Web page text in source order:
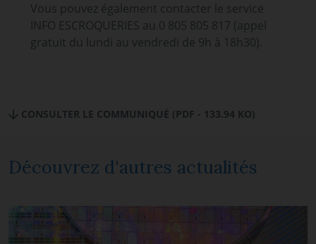
Vous pouvez également contacter le service
INFO ESCROQUERIES au 0 805 805 817 (appel
gratuit du lundi au vendredi de 9h à 18h30).
CONSULTER LE COMMUNIQUÉ (PDF - 133.94 KO)
Découvrez d'autres actualités